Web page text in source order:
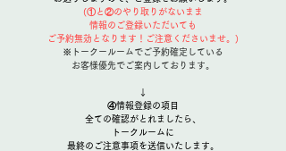
(①と②のやり取りがないまま
情報のご登録いただいても
ご予約無効となります！ご注意くださいませ。)​
※トークールームでご予約確定している
​お客様優先でご案内しております。
↓
④情報登録の項目
全ての確認がとれましたら、
トークルームに
最終のご注意事項を送信いたします。